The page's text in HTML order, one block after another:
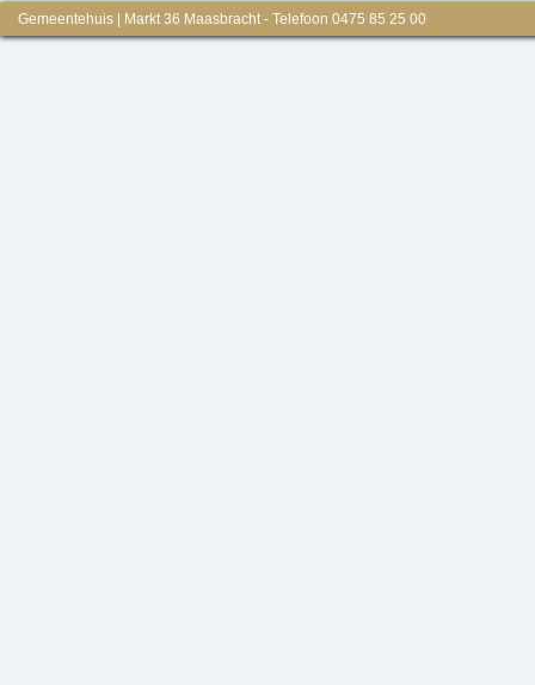
Gemeentehuis | Markt 36 Maasbracht - Telefoon 0475 85 25 00